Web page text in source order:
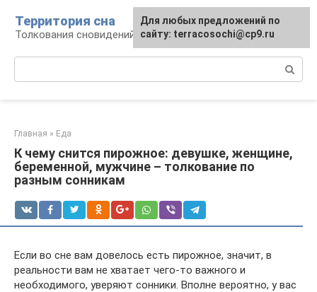
контенту
Территория сна
Толкования сновидений
Главная » Еда
К чему снится пирожное: девушке, женщине,
беременной, мужчине – толкование по
разным сонникам
Если во сне вам довелось есть пирожное, значит, в
реальности вам не хватает чего-то важного и
необходимого, уверяют сонники. Вполне вероятно, у вас
Для любых предложений по
сайту: terracosochi@cp9.ru